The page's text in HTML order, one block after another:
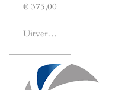
€ 375,00
Uitverkocht